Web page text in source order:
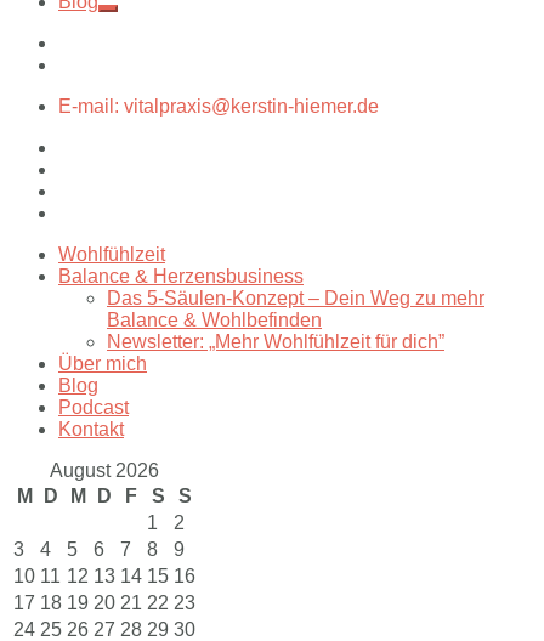
E-mail: vitalpraxis@kerstin-hiemer.de
Wohlfühlzeit
Balance & Herzensbusiness
Das 5-Säulen-Konzept – Dein Weg zu mehr
Balance & Wohlbefinden
Newsletter: „Mehr Wohlfühlzeit für dich”
Über mich
Blog
Podcast
Kontakt
August 2026
M
D M D F S
S
1
2
3
4 5 6 7 8
9
10 11 12 13 14 15 16
17 18 19 20 21 22 23
24 25 26 27 28 29 30